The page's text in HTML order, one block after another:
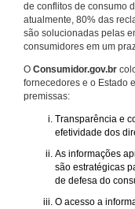
de conflitos de consumo
atualmente, 80% das
são solucionadas pelas
consumidores em um
O Consumidor.gov.br
fornecedores e o Estado
premissas:
Transparência e
efetividade dos
As informações
são estratégicas
de defesa do
O acesso a